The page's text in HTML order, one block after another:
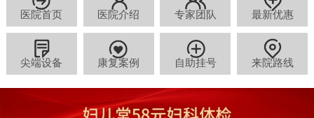
医院首页 医院介绍 专家团队 最新优惠
尖端设备 康复案例 自助挂号 来院路线